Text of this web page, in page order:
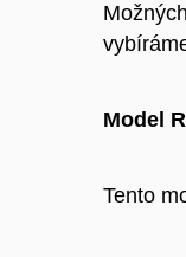
Model
Tento